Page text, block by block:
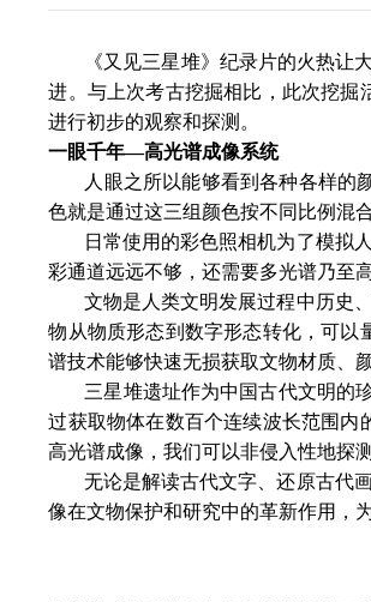
《又见三星堆》纪录片的火热
进。与上次考古挖掘相比，此次挖掘
进行初步的观察和探测。
一眼千年—高光谱成像系统
人眼之所以能够看到各种各样的
色就是通过这三组颜色按不同比例混
日常使用的彩色照相机为了模拟
彩通道远远不够，还需要多光谱乃至
文物是人类文明发展过程中历史
物从物质形态到数字形态转化，可以
谱技术能够快速无损获取文物材质、
三星堆遗址作为中国古代文明的
过获取物体在数百个连续波长范围内
高光谱成像，我们可以非侵入性地探
无论是解读古代文字、还原古代
像在文物保护和研究中的革新作用，